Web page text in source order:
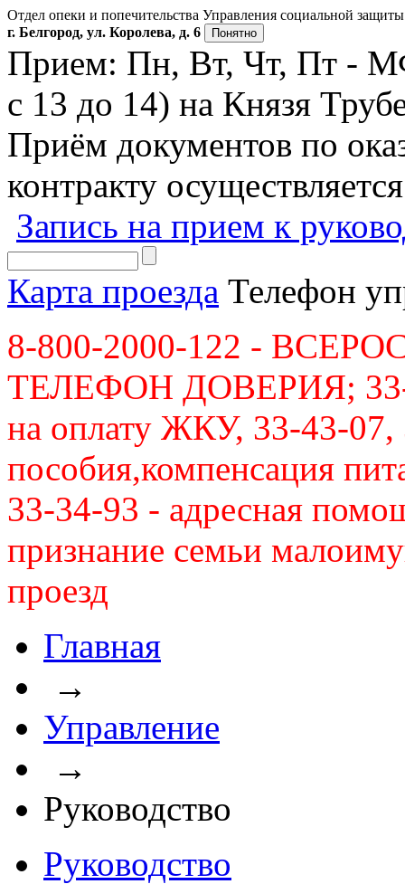
Отдел опеки и попечительства Управления социальной
г. Белгород, ул. Королева, д. 6
Понятно
Прием: Пн, Вт, Чт, Пт -
с 13 до 14) на Князя
Приём документов по
контракту
Запись на прием к
Карта проезда Телефон
8-800-2000-122 -
ТЕЛЕФОН ДОВЕРИЯ; 33-
на оплату ЖКУ, 33-43-07,
пособия,компенсация
33-34-93 - адресная
признание семьи
проезд
Главная
→
Управление
→
Руководство
Руководство